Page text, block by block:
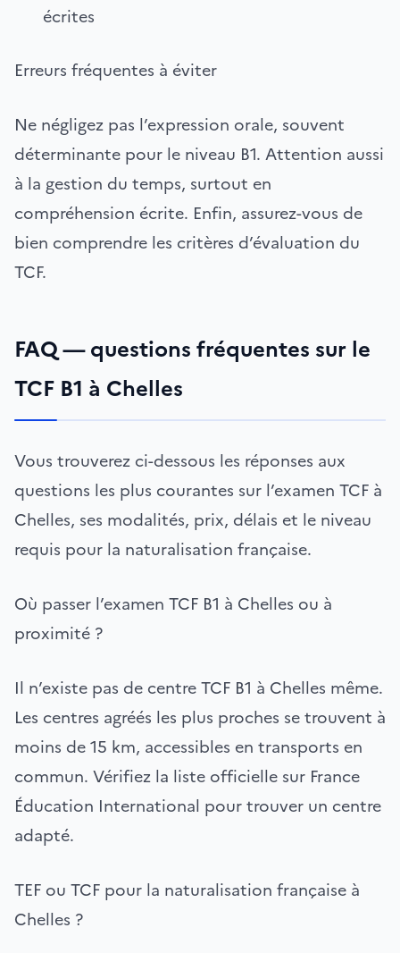
écrites
Erreurs fréquentes à éviter
Ne négligez pas l’expression orale, souvent
déterminante pour le niveau B1. Attention aussi
à la gestion du temps, surtout en
compréhension écrite. Enfin, assurez-vous de
bien comprendre les critères d’évaluation du
TCF.
FAQ — questions fréquentes sur le
TCF B1 à Chelles
Vous trouverez ci-dessous les réponses aux
questions les plus courantes sur l’examen TCF à
Chelles, ses modalités, prix, délais et le niveau
requis pour la naturalisation française.
Où passer l’examen TCF B1 à Chelles ou à
proximité ?
Il n’existe pas de centre TCF B1 à Chelles même.
Les centres agréés les plus proches se trouvent à
moins de 15 km, accessibles en transports en
commun. Vérifiez la liste officielle sur France
Éducation International pour trouver un centre
adapté.
TEF ou TCF pour la naturalisation française à
Chelles ?